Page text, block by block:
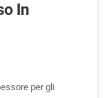
In
per gli